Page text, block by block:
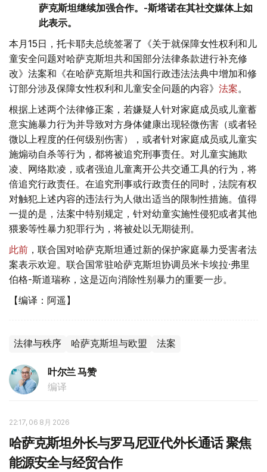
萨克斯坦继续加强合作。-斯塔诺在其社交媒体上如
此表示。
本月15日，托卡耶夫总统签署了《关于就保障女性权利和儿
童安全问题对哈萨克斯坦共和国部分法律条款进行补充修
改》法案和《在哈萨克斯坦共和国行政违法法典中增加和修
订部分涉及保障女性权利和儿童安全问题的内容》 法案。
根据上述两个法律修正案，若嫌疑人针对家庭成员或儿童蓄
意实施暴力行为并导致对方身体健康出现轻微伤害（或者轻
微以上程度的任何级别伤害），或者针对家庭成员或儿童实
施煽动自杀等行为，都将被追究刑事责任。对儿童实施欺
凌、网络欺凌，或者强迫儿童离开公共交通工具的行为，将
倍追究行政责任。在追究刑事或行政责任的同时，法院有权
对触犯上述内容的违法行为人做出适当的限制性措施。值得
一提的是，法案中特别规定，针对幼童实施性侵犯或者其他
猥亵等性暴力犯罪行为，将被处以无期徒刑。
此前 ，联合国对哈萨克斯坦通过新的保护家庭暴力受害者法
案表示欢迎。联合国常驻哈萨克斯坦协调员米卡埃拉·弗里
伯格-斯道瑞称，这是迈向消除性别暴力的重要一步。
【编译：阿遥】
法律与秩序 哈萨克斯坦与欧盟 法案
叶尔兰 马赞
编译
22:17, 06 8月 2026
哈萨克斯坦外长与罗马尼亚代外长通话 聚焦
能源安全与经贸合作